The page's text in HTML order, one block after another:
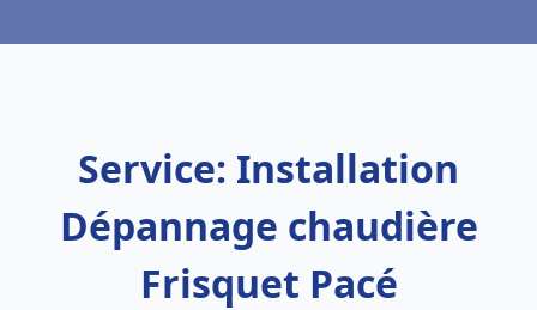
Service: Installation
Dépannage chaudière
Frisquet Pacé